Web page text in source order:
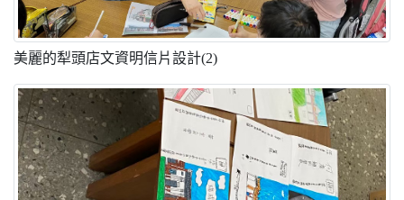
美麗的犁頭店文資明信片設計(2)